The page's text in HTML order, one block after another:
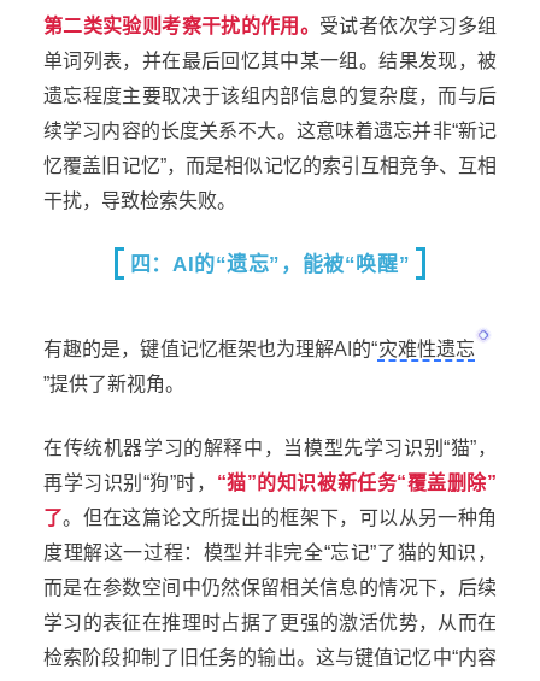
第二类实验则考察干扰的作用。 受试者依次学习多组
单词列表，并在最后回忆其中某一组。结果发现，被
遗忘程度主要取决于该组内部信息的复杂度，而与后
续学习内容的长度关系不大。这意味着遗忘并非“新记
忆覆盖旧记忆”，而是相似记忆的索引互相竞争、互相
干扰，导致检索失败。
四：AI的“遗忘”，能被“唤醒”
有趣的是，键值记忆框架也为理解AI的“灾难性遗忘
”提供了新视角。
在传统机器学习的解释中，当模型先学习识别“猫”，
再学习识别“狗”时， “猫”的知识被新任务“覆盖删除”
了。但在这篇论文所提出的框架下，可以从另一种角
度理解这一过程：模型并非完全“忘记”了猫的知识，
而是在参数空间中仍然保留相关信息的情况下，后续
学习的表征在推理时占据了更强的激活优势，从而在
检索阶段抑制了旧任务的输出。这与键值记忆中“内容